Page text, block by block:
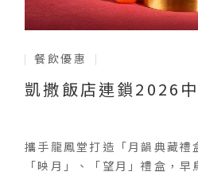
餐飲優惠
凱撒飯店連鎖2026
攜手龍鳳堂打造「月韻典藏禮
「映月」、「望月」禮盒，